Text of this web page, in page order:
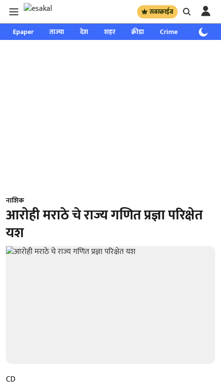
सबस्क्राईब
Epaper ताज्या देश शहर क्रीडा Crime साप्ताहिक
नाशिक
आरोही मराठे चे राज्य गणित प्रज्ञा परिक्षेत
यश
CD